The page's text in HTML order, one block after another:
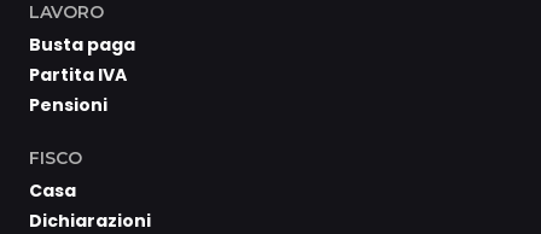
LAVORO
Busta paga
Partita IVA
Pensioni
FISCO
Casa
Dichiarazioni